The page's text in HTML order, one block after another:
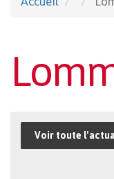
Voir toute